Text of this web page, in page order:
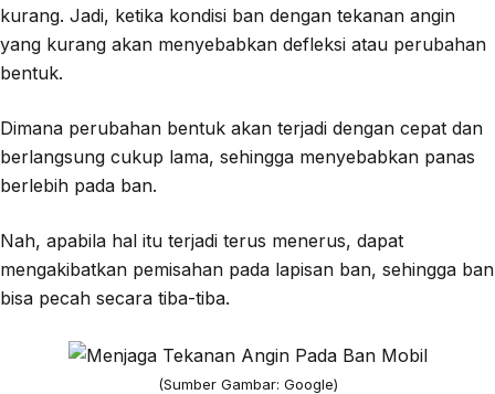
kurang. Jadi, ketika kondisi ban dengan tekanan angin
yang kurang akan menyebabkan defleksi atau perubahan
bentuk.
Dimana perubahan bentuk akan terjadi dengan cepat dan
berlangsung cukup lama, sehingga menyebabkan panas
berlebih pada ban.
Nah, apabila hal itu terjadi terus menerus, dapat
mengakibatkan pemisahan pada lapisan ban, sehingga ban
bisa pecah secara tiba-tiba.
(Sumber Gambar: Google)